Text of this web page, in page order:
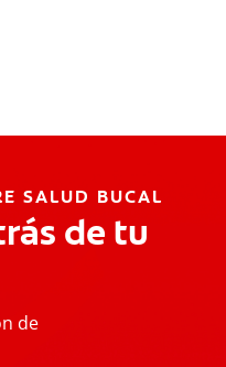
SALUD BUCAL
de tu
de